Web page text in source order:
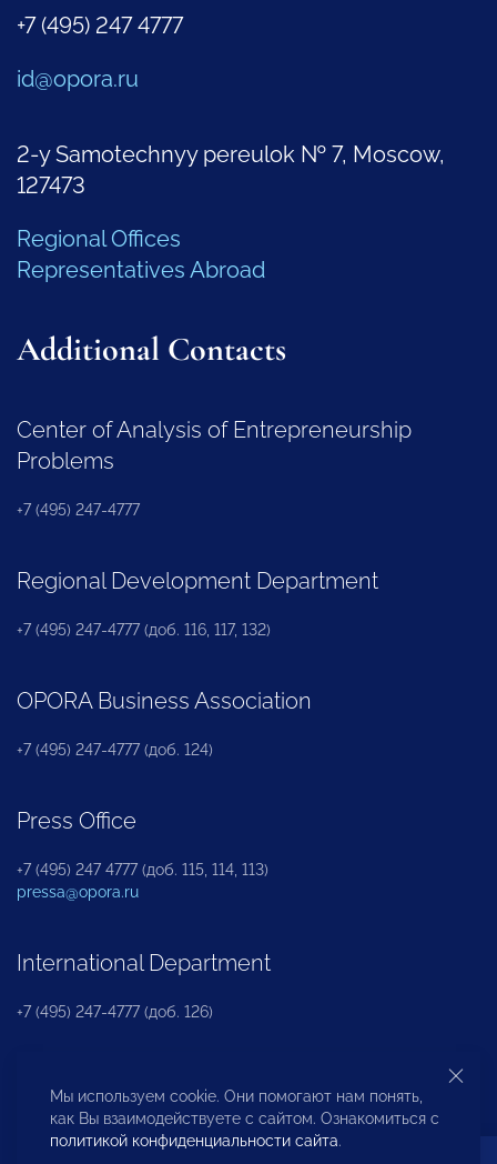
+7 (495) 247 4777
id@opora.ru
2-y Samotechnyy pereulok № 7, Moscow,
127473
Regional Offices
Representatives Abroad
Additional Contacts
Center of Analysis of Entrepreneurship
Problems
+7 (495) 247-4777
Regional Development Department
+7 (495) 247-4777 (доб. 116, 117, 132)
OPORA Business Association
+7 (495) 247-4777 (доб. 124)
Press Office
+7 (495) 247 4777 (доб. 115, 114, 113)
pressa@opora.ru
International Department
+7 (495) 247-4777 (доб. 126)
Business and Investment Rights Protection
Department
Мы используем cookie. Они помогают нам понять,
как Вы взаимодействуете с сайтом. Ознакомиться с
политикой конфиденциальности сайта.